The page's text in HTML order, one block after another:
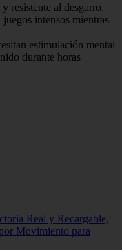
resistente al desgarro,
intensos mientras
estimulación mental
durante horas
Real y Recargable,
Movimiento para